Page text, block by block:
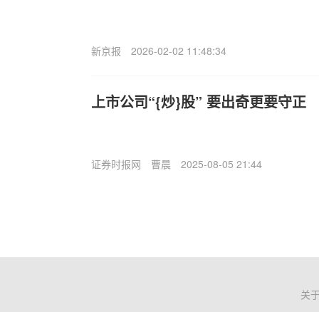
新京报 2026-02-02 11:48:34
上市公司“{炒}股” 要出奇更要守正
证券时报网 曹晨 2025-08-05 21:44
关